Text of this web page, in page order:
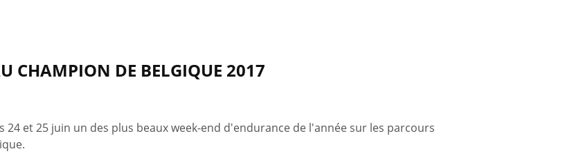
CHAMPION DE BELGIQUE 2017
24 et 25 juin un des plus beaux week-end d'endurance de l'année sur les parcours